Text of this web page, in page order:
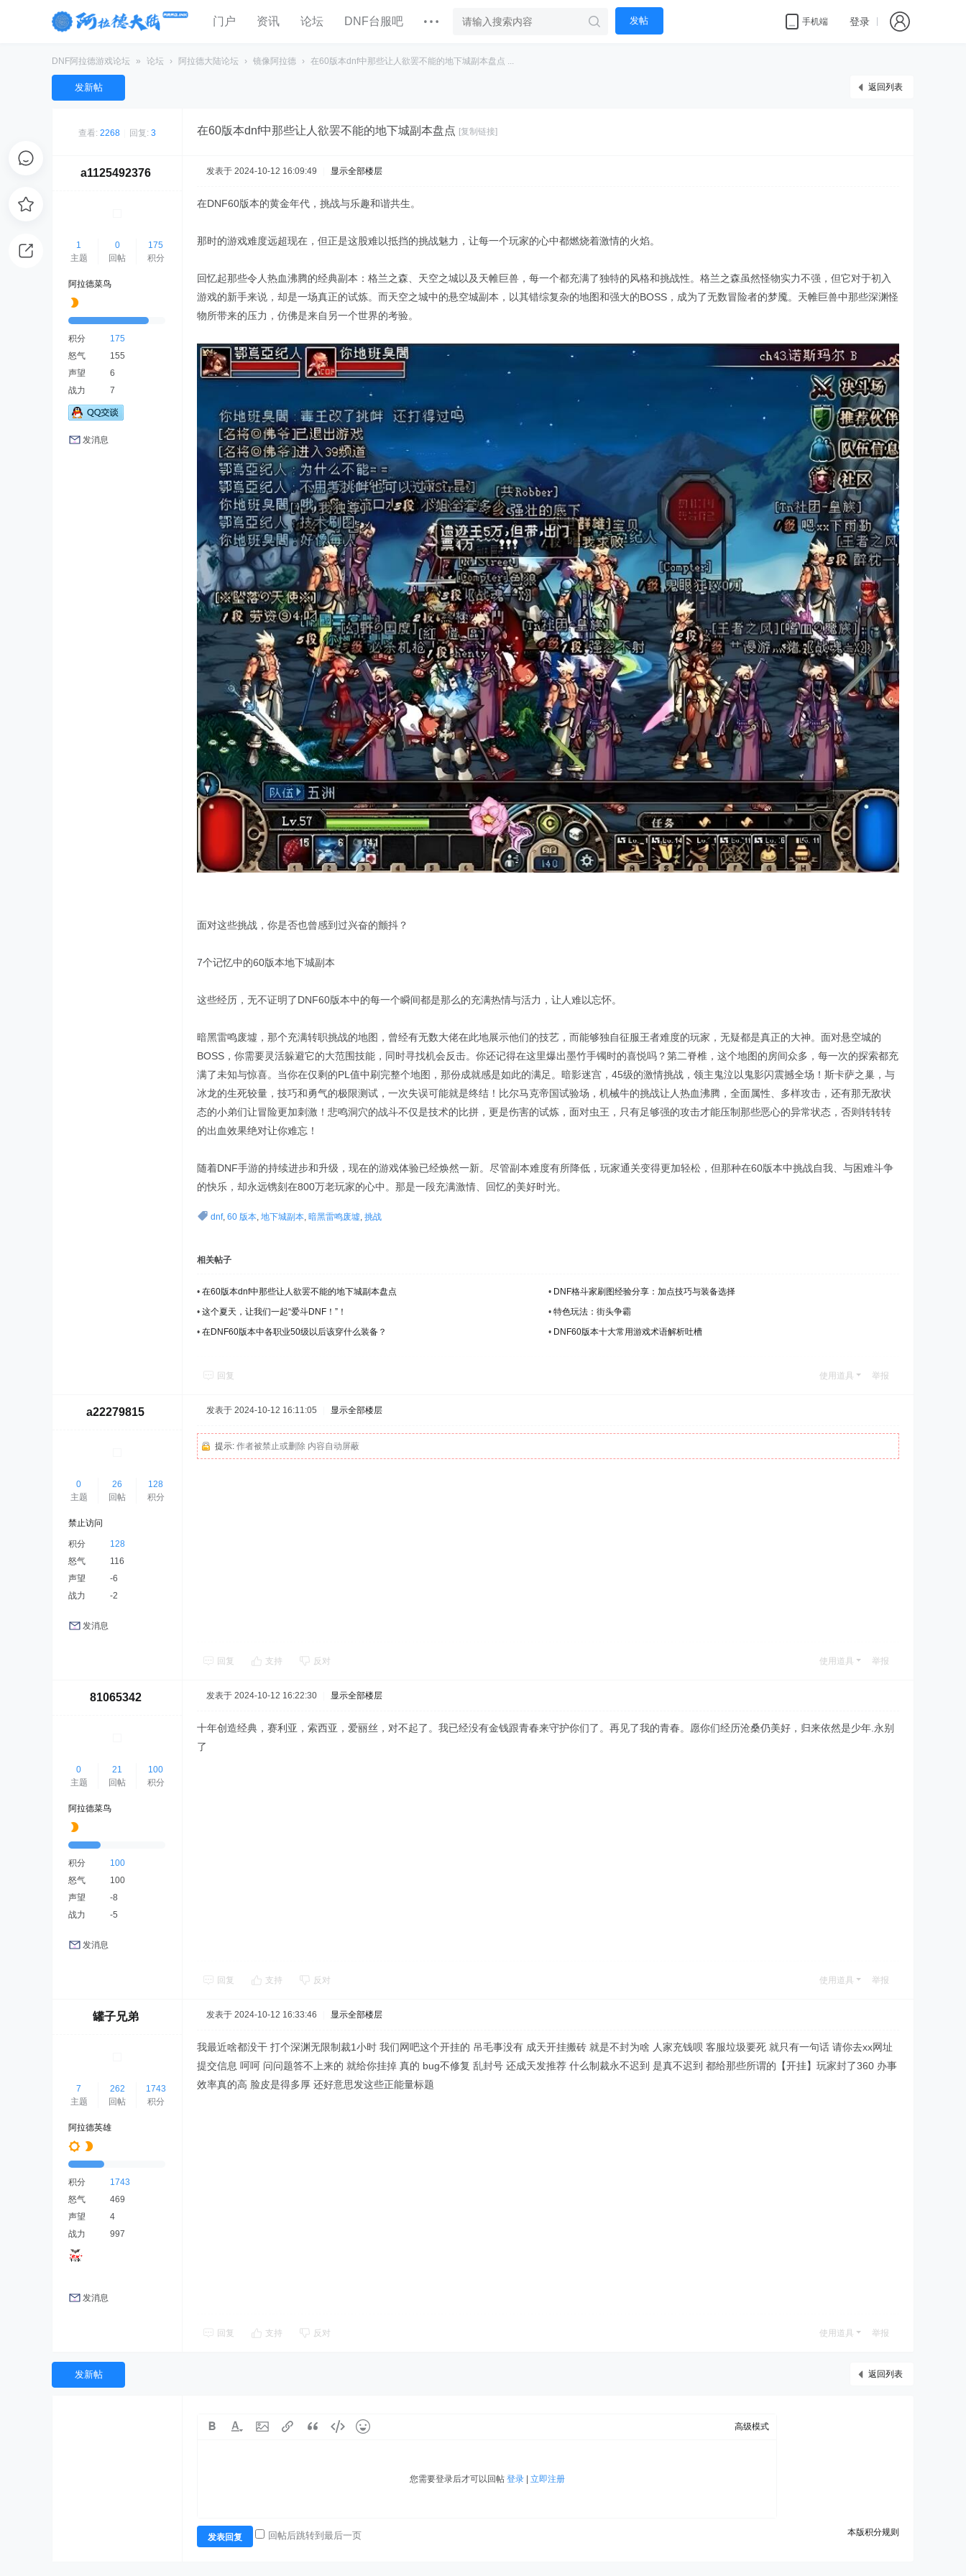
门户 资讯 论坛 DNF台服吧 发帖 手机端 登录
DNF阿拉德游戏论坛 » 论坛 › 阿拉德大陆论坛 › 镜像阿拉德 › 在60版本dnf中那些让人欲罢不能的地下城副本盘点 ...
返回列表
发新帖
查看: 2268 回复: 3 在60版本dnf中那些让人欲罢不能的地下城副本盘点 [复制链接]
a1125492376
1
主题
0
回帖
175
积分
阿拉德菜鸟
积分
175
怒气
155
声望
6
战力
7
发消息
发表于 2024-10-12 16:09:49 显示全部楼层
在DNF60版本的黄金年代，挑战与乐趣和谐共生。
那时的游戏难度远超现在，但正是这股难以抵挡的挑战魅力，让每一个玩家的心中都燃烧着激情的火焰。
回忆起那些令人热血沸腾的经典副本：格兰之森、天空之城以及天帷巨兽，每一个都充满了独特的风格和挑战性。格兰之森虽然怪物实力不强，但它对于初入
游戏的新手来说，却是一场真正的试炼。而天空之城中的悬空城副本，以其错综复杂的地图和强大的BOSS，成为了无数冒险者的梦魇。天帷巨兽中那些深渊怪
物所带来的压力，仿佛是来自另一个世界的考验。
面对这些挑战，你是否也曾感到过兴奋的颤抖？
7个记忆中的60版本地下城副本
这些经历，无不证明了DNF60版本中的每一个瞬间都是那么的充满热情与活力，让人难以忘怀。
暗黑雷鸣废墟，那个充满转职挑战的地图，曾经有无数大佬在此地展示他们的技艺，而能够独自征服王者难度的玩家，无疑都是真正的大神。面对悬空城的
BOSS，你需要灵活躲避它的大范围技能，同时寻找机会反击。你还记得在这里爆出墨竹手镯时的喜悦吗？第二脊椎，这个地图的房间众多，每一次的探索都充
满了未知与惊喜。当你在仅剩的PL值中刷完整个地图，那份成就感是如此的满足。暗影迷宫，45级的激情挑战，领主鬼泣以鬼影闪震撼全场！斯卡萨之巢，与
冰龙的生死较量，技巧和勇气的极限测试，一次失误可能就是终结！比尔马克帝国试验场，机械牛的挑战让人热血沸腾，全面属性、多样攻击，还有那无敌状
态的小弟们让冒险更加刺激！悲鸣洞穴的战斗不仅是技术的比拼，更是伤害的试炼，面对虫王，只有足够强的攻击才能压制那些恶心的异常状态，否则转转转
的出血效果绝对让你难忘！
随着DNF手游的持续进步和升级，现在的游戏体验已经焕然一新。尽管副本难度有所降低，玩家通关变得更加轻松，但那种在60版本中挑战自我、与困难斗争
的快乐，却永远镌刻在800万老玩家的心中。那是一段充满激情、回忆的美好时光。
dnf, 60 版本, 地下城副本, 暗黑雷鸣废墟, 挑战
相关帖子
• 在60版本dnf中那些让人欲罢不能的地下城副本盘点 • DNF格斗家刷图经验分享：加点技巧与装备选择
• 这个夏天，让我们一起“爱斗DNF！”！ • 特色玩法：街头争霸
• 在DNF60版本中各职业50级以后该穿什么装备？ • DNF60版本十大常用游戏术语解析吐槽
回复 使用道具 举报
a22279815
0
主题
26
回帖
128
积分
禁止访问
积分
128
怒气
116
声望
-6
战力
-2
发消息
发表于 2024-10-12 16:11:05 显示全部楼层
提示: 作者被禁止或删除 内容自动屏蔽
回复 支持 反对 使用道具 举报
81065342
0
主题
21
回帖
100
积分
阿拉德菜鸟
积分
100
怒气
100
声望
-8
战力
-5
发消息
发表于 2024-10-12 16:22:30 显示全部楼层
十年创造经典，赛利亚，索西亚，爱丽丝，对不起了。我已经没有金钱跟青春来守护你们了。再见了我的青春。愿你们经历沧桑仍美好，归来依然是少年.永别
了
回复 支持 反对 使用道具 举报
罐子兄弟
7
主题
262
回帖
1743
积分
阿拉德英雄
积分
1743
怒气
469
声望
4
战力
997
发消息
发表于 2024-10-12 16:33:46 显示全部楼层
我最近啥都没干 打个深渊无限制裁1小时 我们网吧这个开挂的 吊毛事没有 成天开挂搬砖 就是不封为啥 人家充钱呗 客服垃圾要死 就只有一句话 请你去xx网址
提交信息 呵呵 问问题答不上来的 就给你挂掉 真的 bug不修复 乱封号 还成天发推荐 什么制裁永不迟到 是真不迟到 都给那些所谓的【开挂】玩家封了360 办事
效率真的高 脸皮是得多厚 还好意思发这些正能量标题
回复 支持 反对 使用道具 举报
返回列表
发新帖
高级模式
您需要登录后才可以回帖 登录| 立即注册
本版积分规则
发表回复 回帖后跳转到最后一页